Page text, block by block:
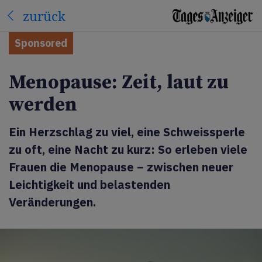
zurück
Sponsored
Menopause: Zeit, laut zu
werden
Ein Herzschlag zu viel, eine Schweissperle
zu oft, eine Nacht zu kurz: So erleben viele
Frauen die Menopause – zwischen neuer
Leichtigkeit und belastenden
Veränderungen.